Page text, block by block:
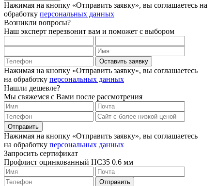
Нажимая на кнопку «Отправить заявку», вы соглашаетесь на
обработку персональных данных
Возникли вопросы?
Наш эксперт перезвонит вам и поможет с выбором
Оставить заявку
Нажимая на кнопку «Отправить заявку», вы соглашаетесь
на обработку персональных данных
Нашли дешевле?
Мы свяжемся с Вами после рассмотрения
Отправить
Нажимая на кнопку «Отправить заявку», вы соглашаетесь
на обработку персональных данных
Запросить сертификат
Профлист оцинкованный НС35 0.6 мм
Отправить